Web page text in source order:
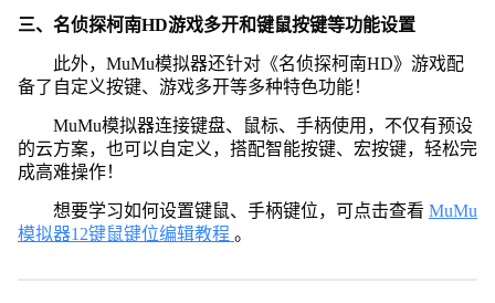
三、名侦探柯南HD游戏多开和键鼠按键等功能设置
此外，MuMu模拟器还针对《名侦探柯南HD》游戏配
备了自定义按键、游戏多开等多种特色功能！
MuMu模拟器连接键盘、鼠标、手柄使用，不仅有预设
的云方案，也可以自定义，搭配智能按键、宏按键，轻松完
成高难操作！
想要学习如何设置键鼠、手柄键位，可点击查看 MuMu
模拟器12键鼠键位编辑教程 。